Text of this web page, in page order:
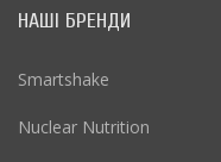
НАШІ БРЕНДИ
Smartshake
Nuclear Nutrition